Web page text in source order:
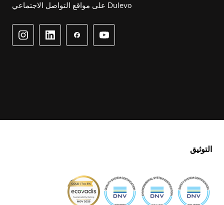
Dulevo على مواقع التواصل الاجتماعي
التوثيق